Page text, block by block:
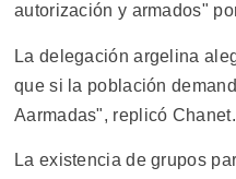
autorización y armados"
La delegación argelina
que si la población
Aarmadas", replicó Chanet.
La existencia de grupos